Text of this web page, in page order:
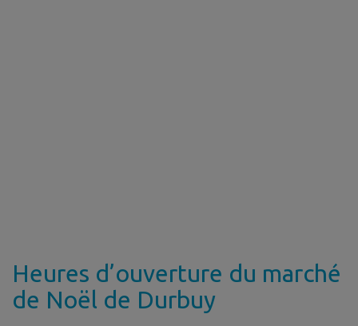
Heures d’ouverture du marché
de Noël de Durbuy